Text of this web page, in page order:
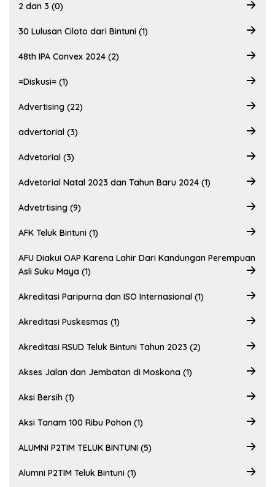
2 dan 3 (0)
30 Lulusan Ciloto dari Bintuni (1)
48th IPA Convex 2024 (2)
=Diskusi= (1)
Advertising (22)
advertorial (3)
Advetorial (3)
Advetorial Natal 2023 dan Tahun Baru 2024 (1)
Advetrtising (9)
AFK Teluk Bintuni (1)
AFU Diakui OAP Karena Lahir Dari Kandungan Perempuan
Asli Suku Maya (1)
Akreditasi Paripurna dan ISO Internasional (1)
Akreditasi Puskesmas (1)
Akreditasi RSUD Teluk Bintuni Tahun 2023 (2)
Akses Jalan dan Jembatan di Moskona (1)
Aksi Bersih (1)
Aksi Tanam 100 Ribu Pohon (1)
ALUMNI P2TIM TELUK BINTUNI (5)
Alumni P2TIM Teluk Bintuni (1)